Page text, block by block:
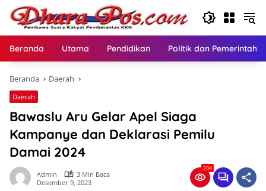
Langsung
konten
Beranda Utama Pendidikan Politik dan
Beranda Daerah
Daerah
Bawaslu Aru Gelar Apel Siaga
Kampanye dan Deklarasi Pemilu
Damai 2024
Admin
3 Min Baca
Desember 9, 2023
204